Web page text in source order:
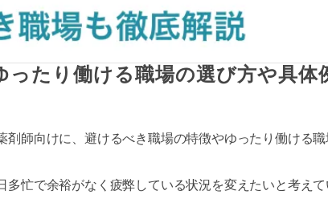
ったり働ける職場の選び方や具体
師向けに、避けるべき職場の特徴やゆったり働ける職
忙で余裕がなく疲弊している状況を変えたいと考え